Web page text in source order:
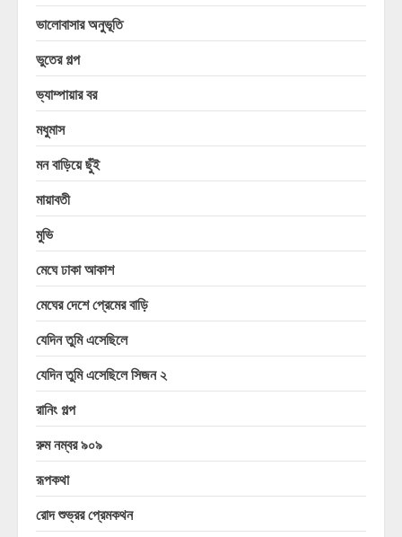
ভালোবাসার অনুভূতি
ভুতের গল্প
ভ্যাম্পায়ার বর
মধুমাস
মন বাড়িয়ে ছুঁই
মায়াবতী
মুভি
মেঘে ঢাকা আকাশ
মেঘের দেশে প্রেমের বাড়ি
যেদিন তুমি এসেছিলে
যেদিন তুমি এসেছিলে সিজন ২
রানিং গল্প
রুম নম্বর ৯০৯
রূপকথা
রোদ শুভ্রর প্রেমকথন